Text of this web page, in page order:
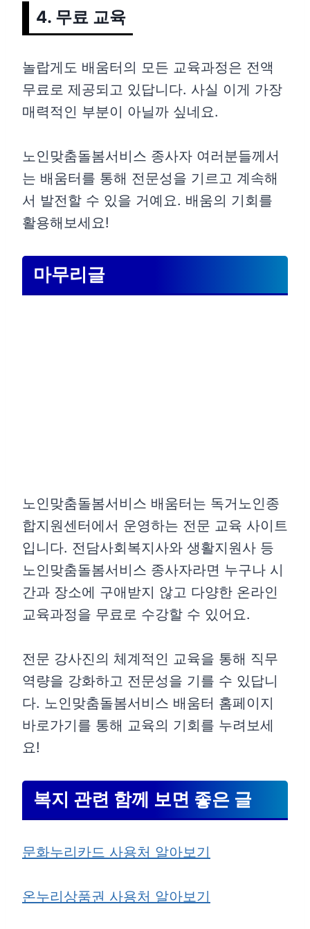
4. 무료 교육
놀랍게도 배움터의 모든 교육과정은 전액
무료로 제공되고 있답니다. 사실 이게 가장
매력적인 부분이 아닐까 싶네요.
노인맞춤돌봄서비스 종사자 여러분들께서
는 배움터를 통해 전문성을 기르고 계속해
서 발전할 수 있을 거예요. 배움의 기회를
활용해보세요!
마무리글
노인맞춤돌봄서비스 배움터는 독거노인종
합지원센터에서 운영하는 전문 교육 사이트
입니다. 전담사회복지사와 생활지원사 등
노인맞춤돌봄서비스 종사자라면 누구나 시
간과 장소에 구애받지 않고 다양한 온라인
교육과정을 무료로 수강할 수 있어요.
전문 강사진의 체계적인 교육을 통해 직무
역량을 강화하고 전문성을 기를 수 있답니
다. 노인맞춤돌봄서비스 배움터 홈페이지
바로가기를 통해 교육의 기회를 누려보세
요!
복지 관련 함께 보면 좋은 글
문화누리카드 사용처 알아보기
온누리상품권 사용처 알아보기